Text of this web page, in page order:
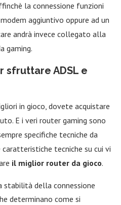
la connessione funzioni
aggiuntivo oppure ad un
andrà invece collegato alla
gaming.
sfruttare ADSL e
in gioco, dovete acquistare
E i veri router gaming sono
specifiche tecniche da
tecniche su cui vi
il miglior router da gioco.
stabilità della connessione
determinano come si